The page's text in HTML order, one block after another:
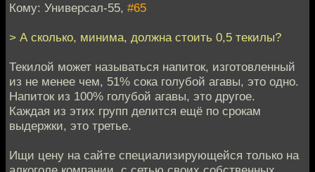
Кому: Универсал-55, #65
> А сколько, минима, должна стоить 0,5 текилы?
Текилой может называться напиток, изготовленный
из не менее чем, 51% сока голубой агавы, это одно.
Напиток из 100% голубой агавы, это другое.
Каждая из этих групп делится ещё по срокам
выдержки, это третье.
Ищи цену на сайте специализирующейся только на